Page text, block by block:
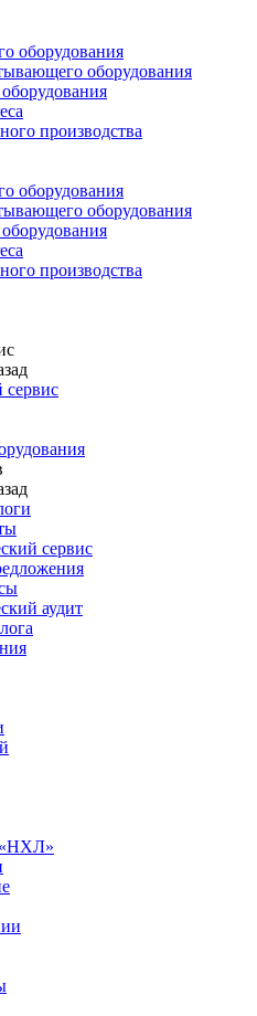
оборудования
оборудования
производства
оборудования
оборудования
производства
сервис
сервис
аудит
«НХЛ»